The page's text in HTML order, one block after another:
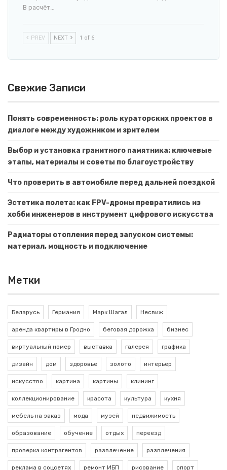
В расчёт…
PREV NEXT 1 of 6
Свежие Записи
Понять современность: роль кураторских проектов в
диалоге между художником и зрителем
Выбор и установка гранитного памятника: ключевые
этапы, материалы и советы по благоустройству
Что проверить в автомобиле перед дальней поездкой
Эстетика полета: как FPV-дроны превратились из
хобби инженеров в инструмент цифрового искусства
Радиаторы отопления перед запуском системы:
материал, мощность и подключение
Метки
Беларусь Германия Марк Шагал Несвиж
аренда квартиры в Гродно беговая дорожка бизнес
виртуальный номер выставка галерея графика
дизайн дом здоровье золото интерьер
искусство картина картины клининг
коллекционирование красота культура кухня
мебель на заказ мода музей недвижимость
образование обучение отдых переезд
проверка контрагентов развлечение развлечения
реклама в соцсетях ремонт ИБП рисование спорт